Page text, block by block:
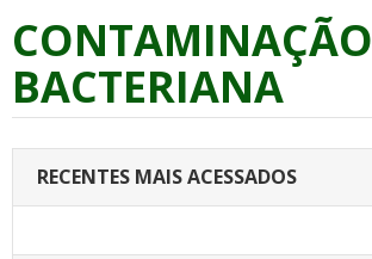
CONTAMINAÇÃO
BACTERIANA
RECENTES MAIS ACESSADOS